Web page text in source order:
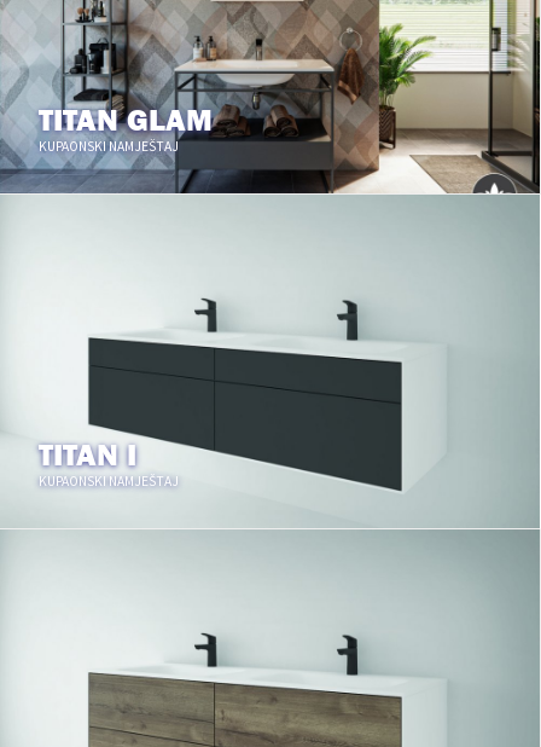
TITAN GLAM
KUPAONSKI NAMJEŠTAJ
TITAN I
KUPAONSKI NAMJEŠTAJ